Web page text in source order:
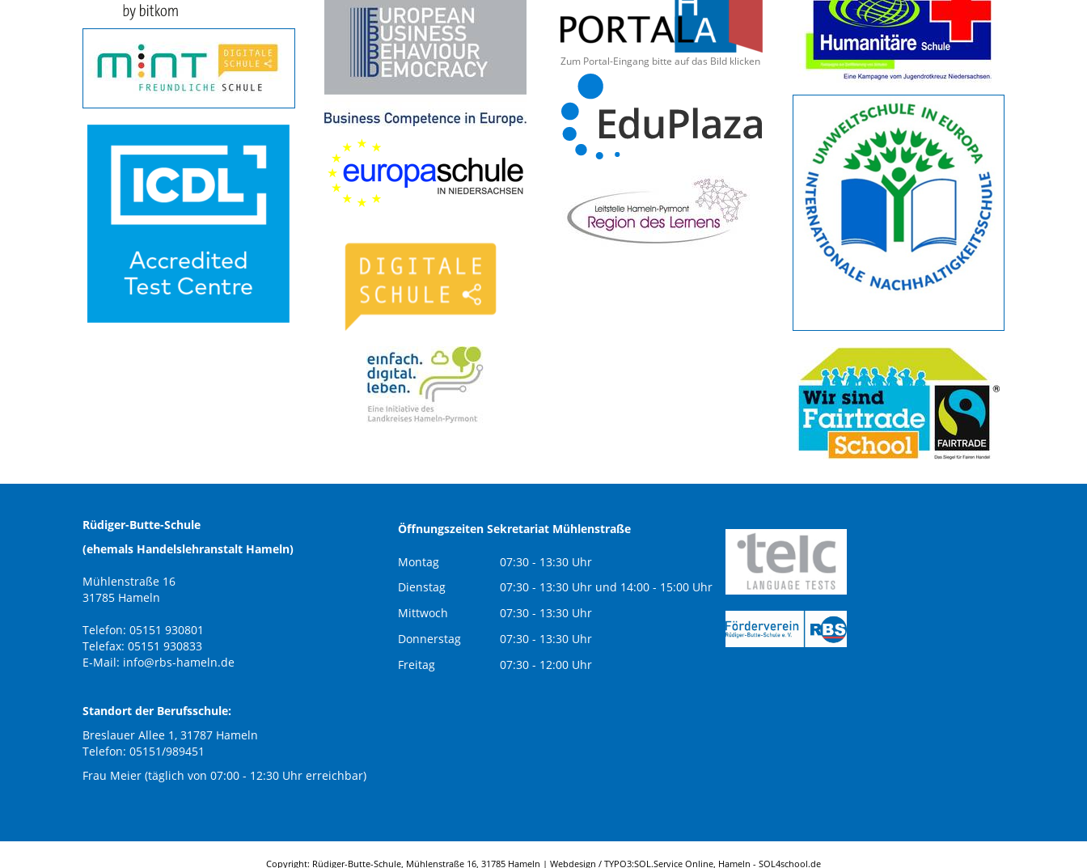
Zum Portal-Eingang bitte auf das Bild klicken
Rüdiger-Butte-Schule
(ehemals Handelslehranstalt Hameln)
Mühlenstraße 16
31785 Hameln
Telefon: 05151 930801
Telefax: 05151 930833
E-Mail: info@rbs-hameln.de
Standort der Berufsschule:
Breslauer Allee 1, 31787 Hameln
Telefon: 05151/989451
Frau Meier (täglich von 07:00 - 12:30 Uhr erreichbar)
Öffnungszeiten Sekretariat Mühlenstraße
Montag
07:30 - 13:30 Uhr
Dienstag
07:30 - 13:30 Uhr und 14:00 - 15:00 Uhr
Mittwoch
07:30 - 13:30 Uhr
Donnerstag
07:30 - 13:30 Uhr
Freitag
07:30 - 12:00 Uhr
Copyright: Rüdiger-Butte-Schule, Mühlenstraße 16, 31785 Hameln | Webdesign / TYPO3:SOL.Service Online, Hameln - SOL4school.de